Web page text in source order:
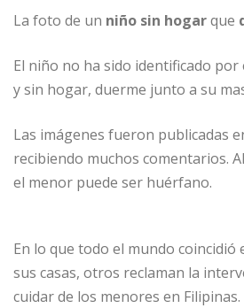
La foto de un niño sin hogarque
El niño no ha sido identificado
y sin hogar, duerme junto a su
Las imágenes fueron publicadas
recibiendo muchos comentarios.
el menor puede ser huérfano.
En lo que todo el mundo
sus casas, otros reclaman la
cuidar de los menores en Filipinas.